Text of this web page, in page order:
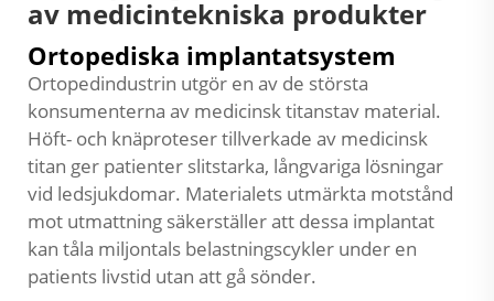
av medicintekniska produkter
Ortopediska implantatsystem
Ortopedindustrin utgör en av de största
konsumenterna av medicinsk titanstav material.
Höft- och knäproteser tillverkade av medicinsk
titan ger patienter slitstarka, långvariga lösningar
vid ledsjukdomar. Materialets utmärkta motstånd
mot utmattning säkerställer att dessa implantat
kan tåla miljontals belastningscykler under en
patients livstid utan att gå sönder.